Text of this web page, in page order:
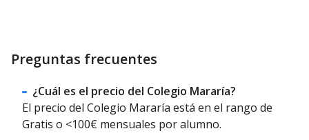
Preguntas frecuentes
¿Cuál es el precio del Colegio Mararía?
El precio del Colegio Mararía está en el rango de
Gratis o <100€ mensuales por alumno.